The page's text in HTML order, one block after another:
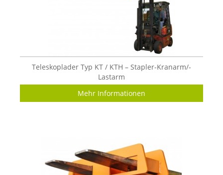
Teleskoplader Typ KT / KTH – Stapler-Kranarm/-
Lastarm
Mehr Informationen